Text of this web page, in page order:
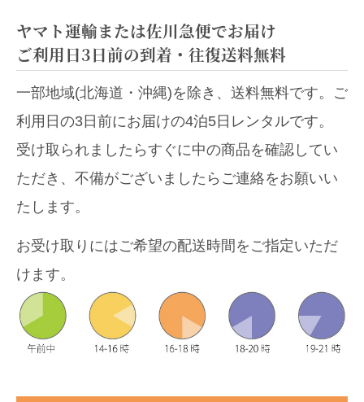
ヤマト運輸または佐川急便でお届け
ご利用日3日前の到着・往復送料無料
一部地域(北海道・沖縄)を除き、送料無料です。ご
利用日の3日前にお届けの4泊5日レンタルです。
受け取られましたらすぐに中の商品を確認してい
ただき、不備がございましたらご連絡をお願いい
たします。
お受け取りにはご希望の配送時間をご指定いただ
けます。